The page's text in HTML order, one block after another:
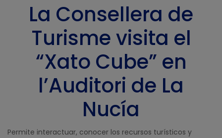
La Consellera de
Turisme visita el
“Xato Cube” en
l’Auditori de La
Nucía
Permite interactuar, conocer los recursos turísticos y